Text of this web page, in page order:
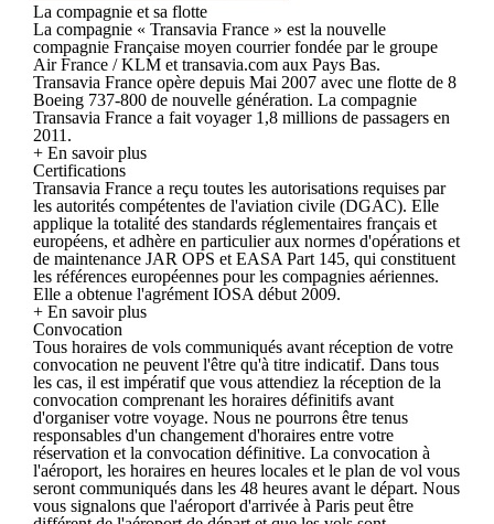
La compagnie et sa flotte
La compagnie « Transavia France » est la nouvelle
compagnie Française moyen courrier fondée par le groupe
Air France / KLM et transavia.com aux Pays Bas.
Transavia France opère depuis Mai 2007 avec une flotte de 8
Boeing 737-800 de nouvelle génération. La compagnie
Transavia France a fait voyager 1,8 millions de passagers en
2011.
+ En savoir plus
Certifications
Transavia France a reçu toutes les autorisations requises par
les autorités compétentes de l'aviation civile (DGAC). Elle
applique la totalité des standards réglementaires français et
européens, et adhère en particulier aux normes d'opérations et
de maintenance JAR OPS et EASA Part 145, qui constituent
les références européennes pour les compagnies aériennes.
Elle a obtenue l'agrément IOSA début 2009.
+ En savoir plus
Convocation
Tous horaires de vols communiqués avant réception de votre
convocation ne peuvent l'être qu'à titre indicatif. Dans tous
les cas, il est impératif que vous attendiez la réception de la
convocation comprenant les horaires définitifs avant
d'organiser votre voyage. Nous ne pourrons être tenus
responsables d'un changement d'horaires entre votre
réservation et la convocation définitive. La convocation à
l'aéroport, les horaires en heures locales et le plan de vol vous
seront communiqués dans les 48 heures avant le départ. Nous
vous signalons que l'aéroport d'arrivée à Paris peut être